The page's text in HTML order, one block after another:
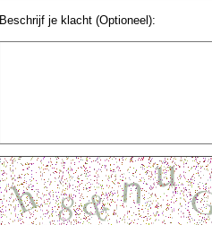
Beschrijf je klacht (Optioneel):